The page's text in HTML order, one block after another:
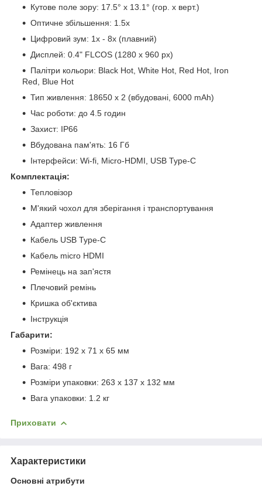
Кутове поле зору: 17.5° x 13.1° (гор. x верт.)
Оптичне збільшення: 1.5x
Цифровий зум: 1x - 8x (плавний)
Дисплей: 0.4" FLCOS (1280 x 960 px)
Палітри кольори: Black Hot, White Hot, Red Hot, Iron
Red, Blue Hot
Тип живлення: 18650 х 2 (вбудовані, 6000 mAh)
Час роботи: до 4.5 годин
Захист: IP66
Вбудована пам'ять: 16 Гб
Інтерфейси: Wi-fi, Micro-HDMI, USB Type-C
Комплектація:
Тепловізор
М'який чохол для зберігання і транспортування
Адаптер живлення
Кабель USB Type-C
Кабель micro HDMI
Ремінець на зап'ястя
Плечовий ремінь
Кришка об'єктива
Інструкція
Габарити:
Розміри: 192 х 71 х 65 мм
Вага: 498 г
Розміри упаковки: 263 х 137 х 132 мм
Вага упаковки: 1.2 кг
Приховати
Характеристики
Основні атрибути